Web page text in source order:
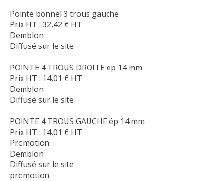
Pointe bonnel 3 trous gauche
Prix HT : 32,42 € HT
Demblon
Diffusé sur le site
POINTE 4 TROUS DROITE ép 14 mm
Prix HT : 14,01 € HT
Demblon
Diffusé sur le site
POINTE 4 TROUS GAUCHE ép 14 mm
Prix HT : 14,01 € HT
Promotion
Demblon
Diffusé sur le site
promotion